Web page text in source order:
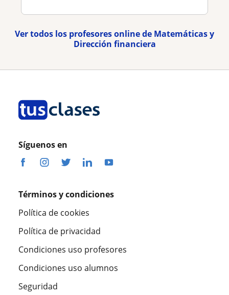
Ver todos los profesores online de Matemáticas y
Dirección financiera
Síguenos en
Términos y condiciones
Política de cookies
Política de privacidad
Condiciones uso profesores
Condiciones uso alumnos
Seguridad